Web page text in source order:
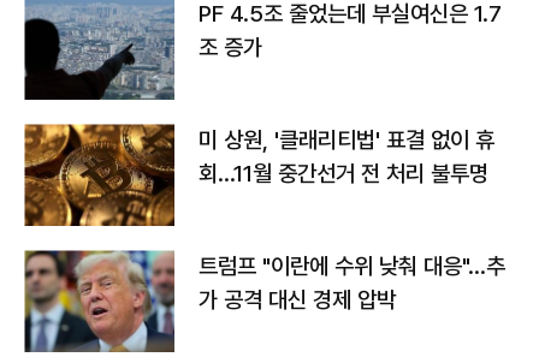
PF 4.5조 줄었는데 부실여신은 1.7
조 증가
미 상원, '클래리티법' 표결 없이 휴
회…11월 중간선거 전 처리 불투명
트럼프 "이란에 수위 낮춰 대응"…추
가 공격 대신 경제 압박